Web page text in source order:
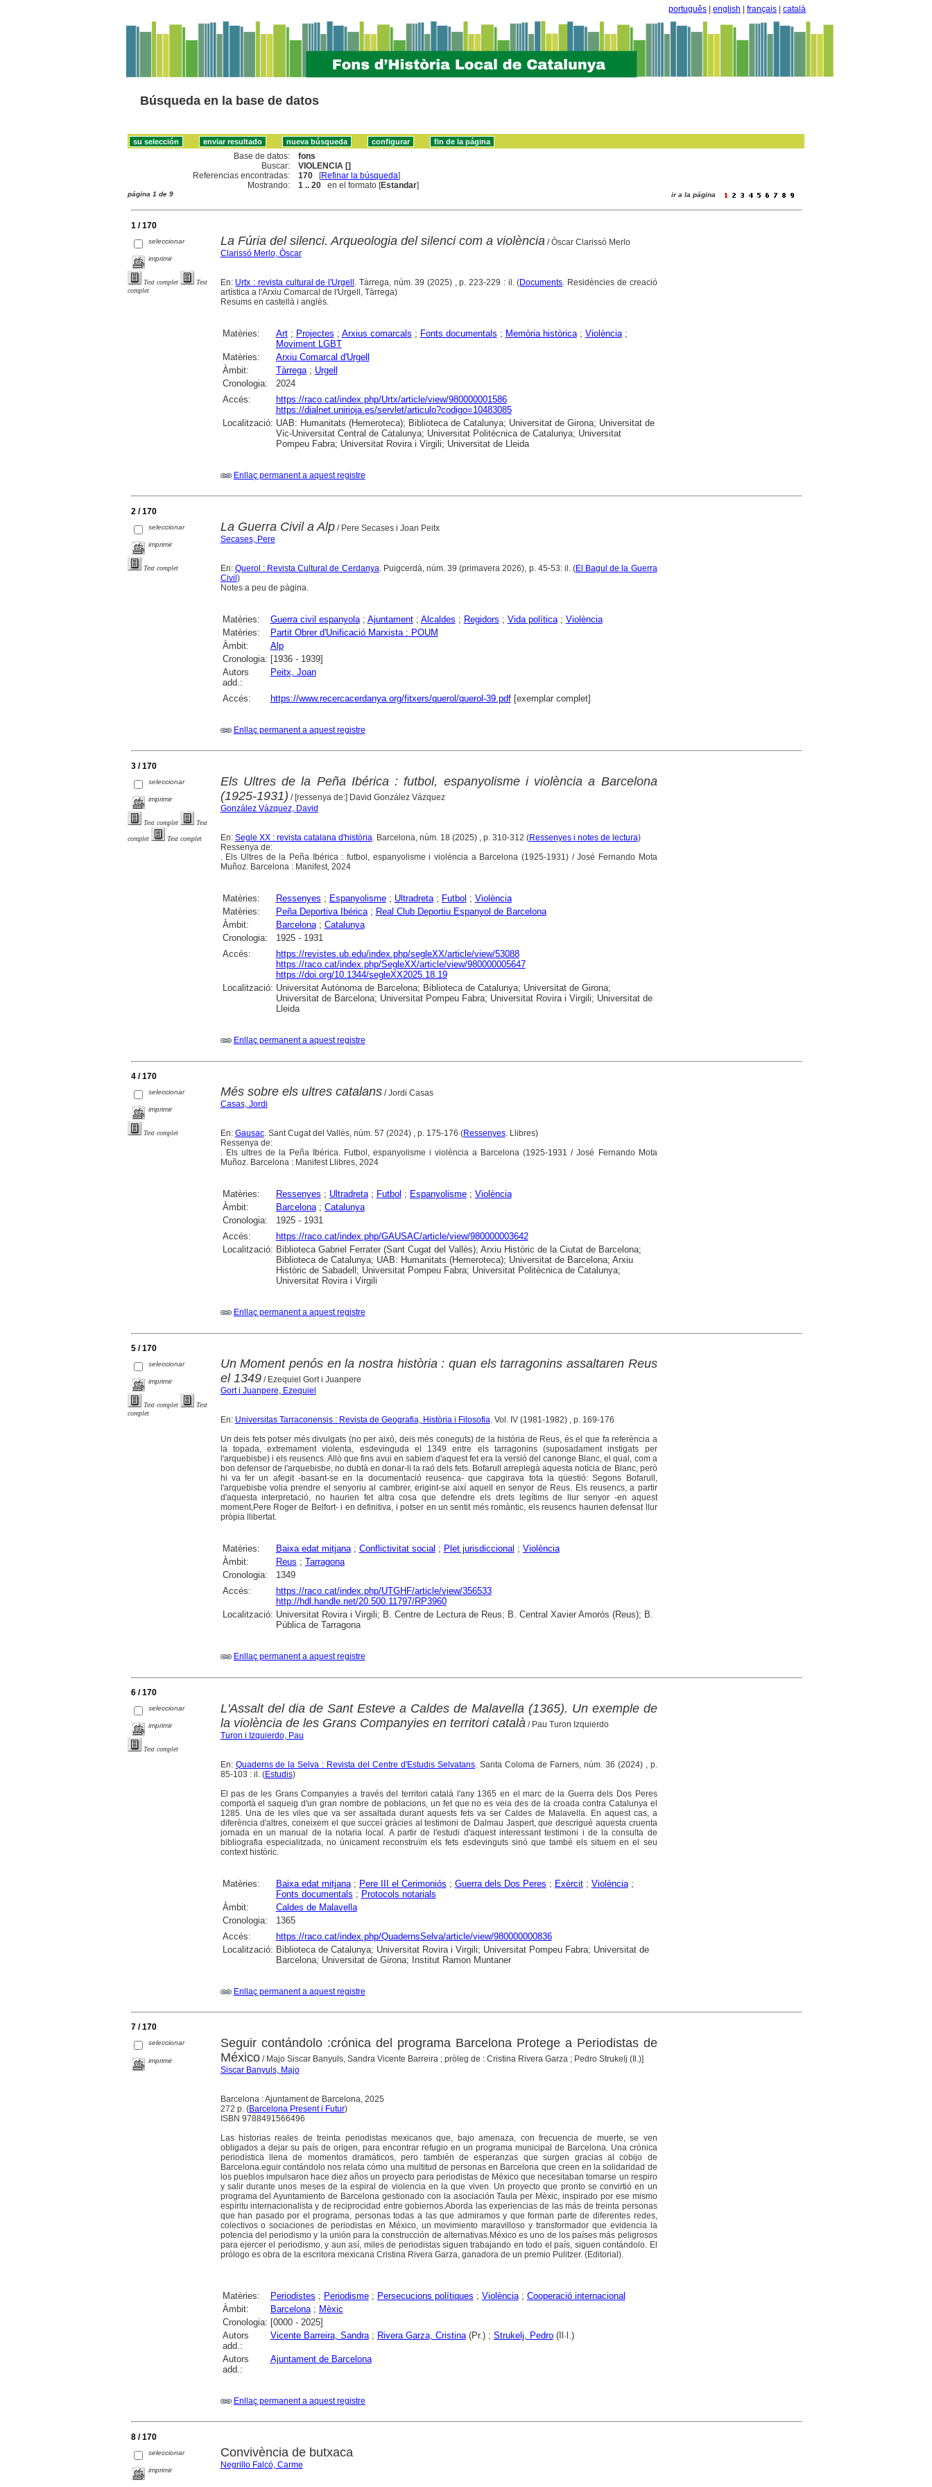
português english français català
Búsqueda en la base de datos
Base de datos:
fons
Buscar:
VIOLENCIA []
Referencias encontradas:
170 [Refinar la búsqueda]
Mostrando:
1 .. 20 en el formato [Estandar]
página 1 de 9 ir a la página
1 / 170
seleccionar
imprimir
Text complet
Text
complet
La Fúria del silenci. Arqueologia del silenci com a violència/ Òscar Clarissó Merlo
Clarissó Merlo, Òscar
En: Urtx : revista cultural de l'Urgell. Tàrrega, núm. 39 (2025) , p. 223-229 : il. (Documents. Residències de creació
artística a l'Arxiu Comarcal de l'Urgell, Tàrrega)
Resums en castellà i anglès.
Matèries: Art; Projectes ; Arxius comarcals ; Fonts documentals ; Memòria històrica; Violència;
Moviment LGBT
Matèries:
Arxiu Comarcal d'Urgell
Àmbit:
Tàrrega; Urgell
Cronologia:
2024
Accés:
https://raco.cat/index.php/Urtx/article/view/980000001586
https://dialnet.unirioja.es/servlet/articulo?codigo=10483085
Localització: UAB: Humanitats (Hemeroteca); Biblioteca de Catalunya; Universitat de Girona; Universitat de
Vic-Universitat Central de Catalunya; Universitat Politècnica de Catalunya; Universitat
Pompeu Fabra; Universitat Rovira i Virgili; Universitat de Lleida
Enllaç permanent a aquest registre
2 / 170
seleccionar
imprimir
Text complet
La Guerra Civil a Alp/ Pere Secases i Joan Peitx
Secases, Pere
En: Querol : Revista Cultural de Cerdanya. Puigcerdà, núm. 39 (primavera 2026), p. 45-53: il. (El Bagul de la Guerra
Civil )
Notes a peu de pàgina.
Matèries: Guerra civil espanyola; Ajuntament; Alcaldes ; Regidors ; Vida política; Violència
Matèries:
Partit Obrer d'Unificació Marxista : POUM
Àmbit:
Alp
Cronologia: [1936 - 1939]
Autors
add.:
Peitx, Joan
Accés: https://www.recercacerdanya.org/fitxers/querol/querol-39.pdf[exemplar complet]
Enllaç permanent a aquest registre
3 / 170
seleccionar
imprimir
Text complet Text
complet Text complet
Els Ultres de la Peña Ibérica : futbol, espanyolisme i violència a Barcelona
(1925-1931) / [ressenya de:] David González Vázquez
González Vázquez, David
En: Segle XX : revista catalana d'història. Barcelona, núm. 18 (2025) , p. 310-312 (Ressenyes i notes de lectura)
Ressenya de:
. Els Ultres de la Peña Ibérica : futbol, espanyolisme i violència a Barcelona (1925-1931) / José Fernando Mota
Muñoz. Barcelona : Manifest, 2024
Matèries: Ressenyes ; Espanyolisme; Ultradreta; Futbol ; Violència
Matèries:
Peña Deportiva Ibérica; Real Club Deportiu Espanyol de Barcelona
Àmbit:
Barcelona; Catalunya
Cronologia:
1925 - 1931
Accés:
https://revistes.ub.edu/index.php/segleXX/article/view/53088
https://raco.cat/index.php/SegleXX/article/view/980000005647
https://doi.org/10.1344/segleXX2025.18.19
Localització: Universitat Autònoma de Barcelona; Biblioteca de Catalunya; Universitat de Girona;
Universitat de Barcelona; Universitat Pompeu Fabra; Universitat Rovira i Virgili; Universitat de
Lleida
Enllaç permanent a aquest registre
4 / 170
seleccionar
imprimir
Text complet
Més sobre els ultres catalans/ Jordi Casas
Casas, Jordi
En: Gausac. Sant Cugat del Vallès, núm. 57 (2024) , p. 175-176 (Ressenyes. Llibres)
Ressenya de:
. Els ultres de la Peña Ibérica. Futbol, espanyolisme i violència a Barcelona (1925-1931 / José Fernando Mota
Muñoz. Barcelona : Manifest Llibres, 2024
Matèries: Ressenyes ; Ultradreta; Futbol ; Espanyolisme; Violència
Àmbit:
Barcelona; Catalunya
Cronologia:
1925 - 1931
Accés:
https://raco.cat/index.php/GAUSAC/article/view/980000003642
Localització: Biblioteca Gabriel Ferrater (Sant Cugat del Vallès); Arxiu Històric de la Ciutat de Barcelona;
Biblioteca de Catalunya; UAB: Humanitats (Hemeroteca); Universitat de Barcelona; Arxiu
Històric de Sabadell; Universitat Pompeu Fabra; Universitat Politècnica de Catalunya;
Universitat Rovira i Virgili
Enllaç permanent a aquest registre
5 / 170
seleccionar
imprimir
Text complet
Text
complet
Un Moment penós en la nostra història : quan els tarragonins assaltaren Reus
el 1349/ Ezequiel Gort i Juanpere
Gort i Juanpere, Ezequiel
En: Universitas Tarraconensis : Revista de Geografia, Història i Filosofia. Vol. IV (1981-1982) , p. 169-176
Un deis fets potser més divulgats (no per això, deis més coneguts) de la història de Reus, és el que fa referència a
la topada, extremament violenta, esdevinguda el 1349 entre els tarragonins (suposadament instigats per
l'arquebisbe) i els reusencs. Allò que fins avui en sabiem d'aquest fet era la versió del canonge Blanc, el qual, com a
bon defensor de l'arquebisbe, no dubtà en donar-li la raó dels fets. Bofarull arreplegà aquesta notícia de Blanc, però
hi va fer un afegit -basant-se en la documentació reusenca- que capgirava tota la qüestió: Segons Bofarull,
l'arquebisbe volia prendre el senyoriu al cambrer, erigint-se així aquell en senyor de Reus. Els reusencs, a partir
d'aquesta interpretació, no haurien fet altra cosa que defendre els drets legítims de llur senyor -en aquest
moment,Pere Roger de Belfort- i en definitiva, i potser en un sentit més romàntic, els reusencs haurien defensat llur
pròpia llibertat.
Matèries: Baixa edat mitjana; Conflictivitat social ; Plet jurisdiccional ; Violència
Àmbit:
Reus ; Tarragona
Cronologia:
1349
Accés:
https://raco.cat/index.php/UTGHF/article/view/356533
http://hdl.handle.net/20.500.11797/RP3960
Localització: Universitat Rovira i Virgili; B. Centre de Lectura de Reus; B. Central Xavier Amorós (Reus); B.
Pública de Tarragona
Enllaç permanent a aquest registre
6 / 170
seleccionar
imprimir
Text complet
L'Assalt del dia de Sant Esteve a Caldes de Malavella (1365). Un exemple de
la violència de les Grans Companyies en territori català / Pau Turon Izquierdo
Turon i Izquierdo, Pau
En: Quaderns de la Selva : Revista del Centre d'Estudis Selvatans . Santa Coloma de Farners, núm. 36 (2024) , p.
85-103 : il. (Estudis)
El pas de les Grans Companyies a través del territori català l'any 1365 en el marc de la Guerra dels Dos Peres
comportà el saqueig d'un gran nombre de poblacions, un fet que no es veia des de la croada contra Catalunya el
1285. Una de les viles que va ser assaltada durant aquests fets va ser Caldes de Malavella. En aquest cas, a
diferència d'altres, coneixem el que succeí gràcies al testimoni de Dalmau Jaspert, que descrigué aquesta cruenta
jornada en un manual de la notaria local. A partir de l'estudi d'aquest interessant testimoni i de la consulta de
bibliografia especialitzada, no únicament reconstruïm els fets esdevinguts sinó que també els situem en el seu
context històric.
Matèries: Baixa edat mitjana; Pere III el Cerimoniós ; Guerra dels Dos Peres ; Exèrcit; Violència;
Fonts documentals ; Protocols notarials
Àmbit:
Caldes de Malavella
Cronologia:
1365
Accés:
https://raco.cat/index.php/QuadernsSelva/article/view/980000000836
Localització: Biblioteca de Catalunya; Universitat Rovira i Virgili; Universitat Pompeu Fabra; Universitat de
Barcelona; Universitat de Girona; Institut Ramon Muntaner
Enllaç permanent a aquest registre
7 / 170
seleccionar
imprimir
Seguir contándolo :crónica del programa Barcelona Protege a Periodistas de
México/ Majo Siscar Banyuls, Sandra Vicente Barreira ; pròleg de : Cristina Rivera Garza ; Pedro Strukelj (Il.)]
Siscar Banyuls, Majo
Barcelona : Ajuntament de Barcelona, 2025
272 p. (Barcelona Present i Futur)
ISBN 9788491566496
Las historias reales de treinta periodistas mexicanos que, bajo amenaza, con frecuencia de muerte, se ven
obligados a dejar su país de origen, para encontrar refugio en un programa municipal de Barcelona. Una crònica
periodística llena de momentos dramáticos, pero también de esperanzas que surgen gracias al cobijo de
Barcelona.eguir contándolo nos relata cómo una multitud de personas en Barcelona que creen en la solidaridad de
los pueblos impulsaron hace diez años un proyecto para periodistas de México que necesitaban tomarse un respiro
y salir durante unos meses de la espiral de violencia en la que viven. Un proyecto que pronto se convirtió en un
programa del Ayuntamiento de Barcelona gestionado con la asociación Taula per Mèxic, inspirado por ese mismo
espíritu internacionalista y de reciprocidad entre gobiernos.Aborda las experiencias de las más de treinta personas
que han pasado por el programa, personas todas a las que admiramos y que forman parte de diferentes redes,
colectivos o sociaciones de periodistas en México, un movimiento maravilloso y transformador que evidencia la
potencia del periodismo y la unión para la construcción de alternativas.México es uno de los países más peligrosos
para ejercer el periodismo, y aun así, miles de periodistas siguen trabajando en todo el país, siguen contándolo. El
prólogo es obra de la escritora mexicana Cristina Rivera Garza, ganadora de un premio Pulitzer. (Editorial).
Matèries: Periodistes ; Periodisme; Persecucions polítiques ; Violència; Cooperació internacional
Àmbit:
Barcelona; Mèxic
Cronologia: [0000 - 2025]
Autors
add.:
Vicente Barreira, Sandra; Rivera Garza, Cristina(Pr.) ; Strukelj, Pedro(Il·l.)
Autors
add.:
Ajuntament de Barcelona
Enllaç permanent a aquest registre
8 / 170
seleccionar
imprimir
Convivència de butxaca
Negrillo Falcó, Carme